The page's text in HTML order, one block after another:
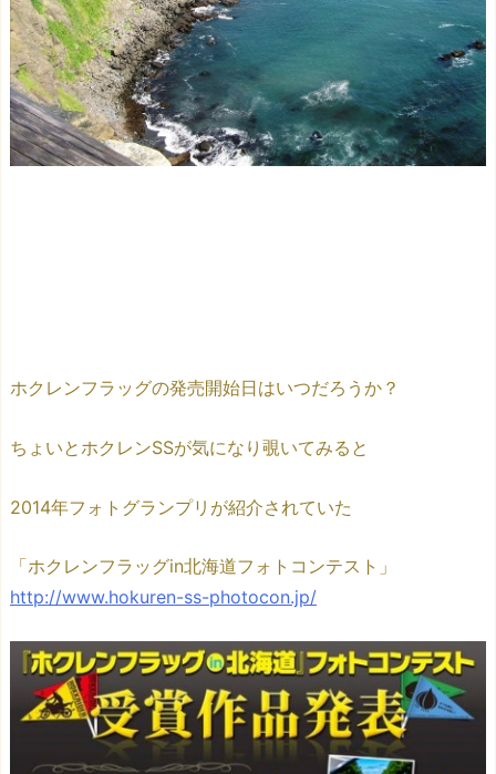
ホクレンフラッグの発売開始日はいつだろうか？
ちょいとホクレンSSが気になり覗いてみると
2014年フォトグランプリが紹介されていた
「ホクレンフラッグin北海道フォトコンテスト」
http://www.hokuren-ss-photocon.jp/